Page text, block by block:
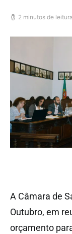
2 minutos de leitura
A Câmara de
Outubro, em
orçamento